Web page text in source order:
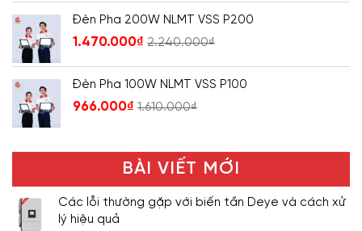
Đèn Pha 200W NLMT VSS P200
1.470.000₫ 2.240.000₫
Đèn Pha 100W NLMT VSS P100
966.000₫ 1.610.000₫
BÀI VIẾT MỚI
Các lỗi thường gặp với biến tần Deye và cách xử
lý hiệu quả